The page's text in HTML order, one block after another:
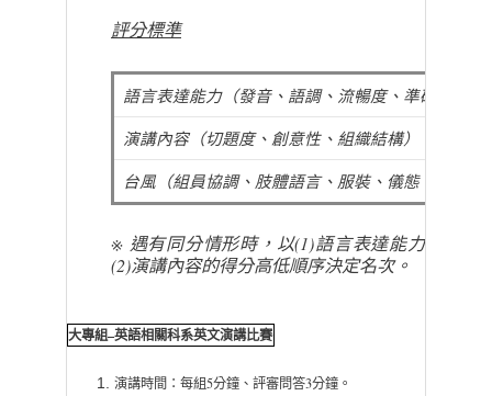
評分標準
語言表達能力（發音、語調、流暢度、準確性、評
演講內容（切題度、創意性、組織結構）
台風（組員協調、肢體語言、服裝、儀態
※ 遇有同分情形時，以(1)語言表達能力
(2)演講內容的得分高低順序決定名次。
大專組–英語相關科系英文演講比賽
演講時間：每組5分鐘、評審問答3分鐘。